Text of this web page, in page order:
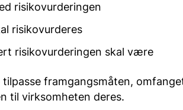
risikovurderingen
risikovurderes
risikovurderingen skal være
tilpasse framgangsmåten,
til virksomheten deres.